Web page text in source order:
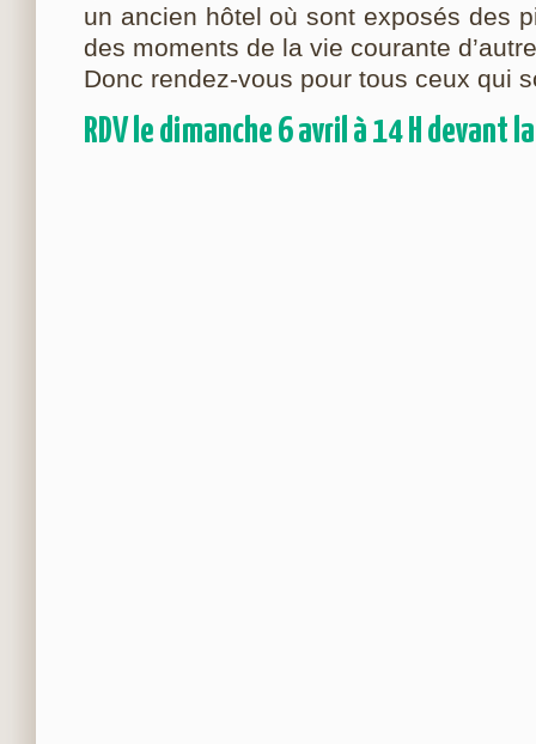
un ancien hôtel où sont exposés des
des moments de la vie courante
Donc rendez-vous pour tous ceux qui
RDV le dimanche 6 avril à 14 H devant